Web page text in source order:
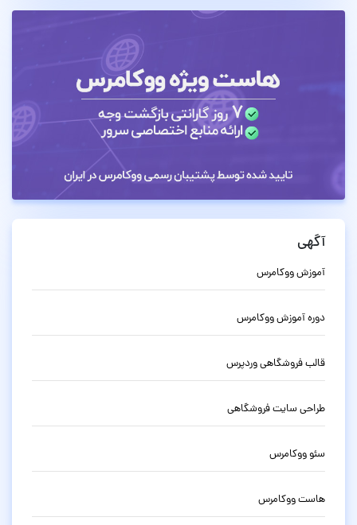
آگهی
آموزش ووکامرس
دوره آموزش ووکامرس
قالب فروشگاهی وردپرس
طراحی سایت فروشگاهی
سئو ووکامرس
هاست ووکامرس